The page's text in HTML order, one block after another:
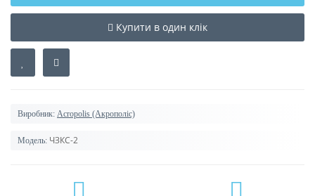
Купити в один клік
Виробник: Acropolis (Акрополіс)
Модель: ЧЗКС-2